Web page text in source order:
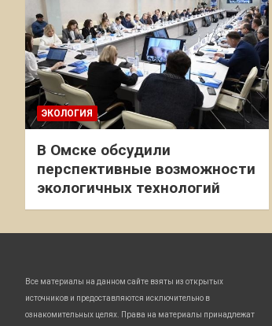
ЭКОЛОГИЯ
В Омске обсудили
перспективные возможности
экологичных технологий
Все материалы на данном сайте взяты из открытых
источников и предоставляются исключительно в
ознакомительных целях. Права на материалы принадлежат